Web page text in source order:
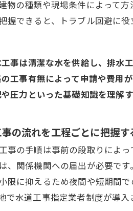
物の種類や現場条件によって
握できると、トラブル回避に
事は清潔な水を供給し、排水
の工事有無によって申請や費用
圧力といった基礎知識を理解
の流れを工程ごとに把握
事の手順は事前の段取りによ
、関係機関への届出が必要で
限に抑えるため夜間や短期間
で水道工事指定業者制度が導